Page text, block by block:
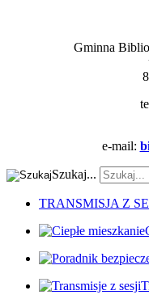
Gminna
e-mail:
Szukaj...
TRANSMISJA Z